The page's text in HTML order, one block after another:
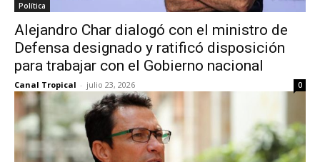
Política
Alejandro Char dialogó con el ministro de
Defensa designado y ratificó disposición
para trabajar con el Gobierno nacional
Canal Tropical - julio 23, 2026 0